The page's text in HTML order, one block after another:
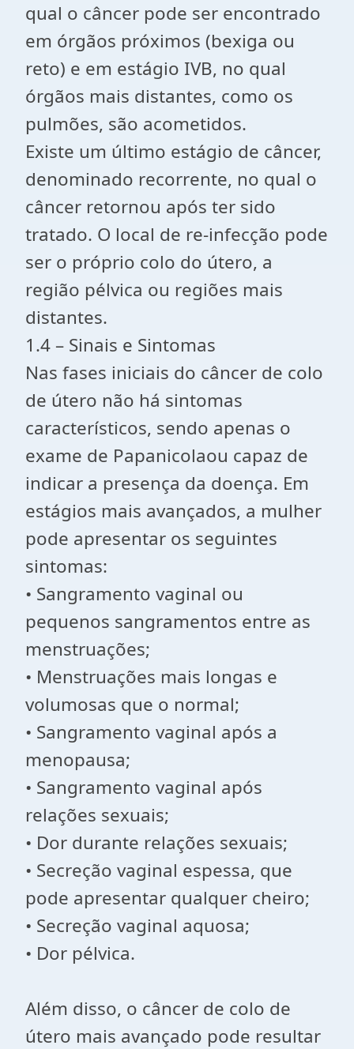
qual o câncer pode ser encontrado
em órgãos próximos (bexiga ou
reto) e em estágio IVB, no qual
órgãos mais distantes, como os
pulmões, são acometidos.
Existe um último estágio de câncer,
denominado recorrente, no qual o
câncer retornou após ter sido
tratado. O local de re-infecção pode
ser o próprio colo do útero, a
região pélvica ou regiões mais
distantes.
1.4 – Sinais e Sintomas
Nas fases iniciais do câncer de colo
de útero não há sintomas
característicos, sendo apenas o
exame de Papanicolaou capaz de
indicar a presença da doença. Em
estágios mais avançados, a mulher
pode apresentar os seguintes
sintomas:
• Sangramento vaginal ou
pequenos sangramentos entre as
menstruações;
• Menstruações mais longas e
volumosas que o normal;
• Sangramento vaginal após a
menopausa;
• Sangramento vaginal após
relações sexuais;
• Dor durante relações sexuais;
• Secreção vaginal espessa, que
pode apresentar qualquer cheiro;
• Secreção vaginal aquosa;
• Dor pélvica.
Além disso, o câncer de colo de
útero mais avançado pode resultar